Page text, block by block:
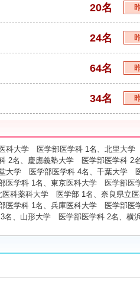
20名
24名
64名
34名
科大学 医学部医学科 1名、北里大
2名、慶應義塾大学 医学部医学科 2
大学 医学部医学科 4名、千葉大学
医学科 1名、東京医科大学 医学部医
科薬科大学 医学部 1名、奈良県立
学科 1名、兵庫医科大学 医学部医
名、山形大学 医学部医学科 2名、横